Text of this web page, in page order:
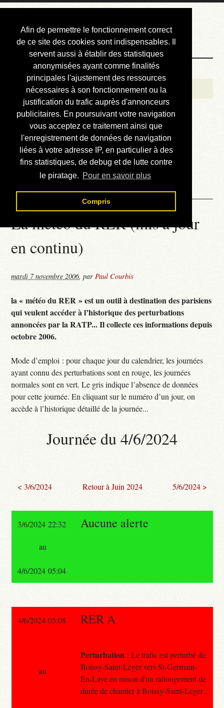
Afin de permettre le fonctionnement correct
de ce site des cookies sont indispensables. Il
servent aussi à établir des statistiques
anonymisées ayant comme finalités
principales l'ajustement des ressources
nécessaires à son fonctionnement ou la
justification du trafic auprès d'annonceurs
publicitaires. En poursuivant votre navigation
vous acceptez ce traitement ainsi que
l'enregistrement de données de navigation
liées à votre adresse IP, en particulier à des
fins statistiques, de debug et de lutte contre
le piratage. Pour en savoir plus
Compris
Courbis, « LE »
Blog Officiel
Bienvenue
Réalisations
Divers (et d’été)
Annonces
Liens externes
Téléchargement
Contact
La météo du RER (mis à jour
en continu)
mardi 7 novembre 2006,parPaul Courbis
la « météo du RER » est un outil à destination des parisiens
qui veulent accéder à l’historique des perturbations
annoncées par la RATP... Il collecte ces informations depuis
octobre 2006.
Mode d’emploi : pour chaque jour du calendrier, les journées
ayant connu des perturbations sont en rouge, les journées
normales sont en vert. Le gris indique l’absence de données
pour cette journée. En cliquant sur le numéro d’un jour, on
accède à l’historique détaillé de la journée...
Journée du 4/6/2024
< 3/6/2024 Retour à Juin 2024 5/6/2024 >
3/6/2024 22:32 Aucune alerte
au
4/6/2024 05:04
4/6/2024 05:08 RER A
Perturbation : Le trafic est perturbé de
Boissy-Saint-Léger vers St-Germain-
En-Laye en raison d'un rallongement de
durée de chantier à Boissy-Saint-Léger .
au